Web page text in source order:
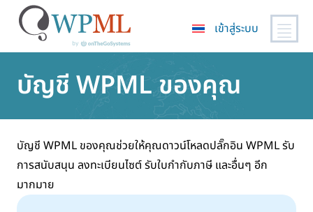
เข้าสู่ระบบ
บัญชี WPML ของคุณ
บัญชี WPML ของคุณช่วยให้คุณดาวน์โหลดปลั๊กอิน WPML รับ
การสนับสนุน ลงทะเบียนไซต์ รับใบกำกับภาษี และอื่นๆ อีก
มากมาย